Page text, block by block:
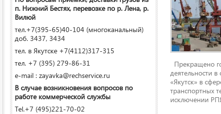
п. Нижний Бестях, перевозке по р. Лена, р.
Вилюй
тел.+7(395-65)40-104 (многоканальный)
доб. 3437, 3434
тел. в Якутске +7(4112)317-315
тел. +7 (395) 279-86-31
e-mail : zayavka@rechservice.ru
В случае возникновения вопросов по
работе коммерческой службы
Tel.+7 (495)221-70-02
Прекращено
деятельности
«Якутск» в
транспортных
исключении